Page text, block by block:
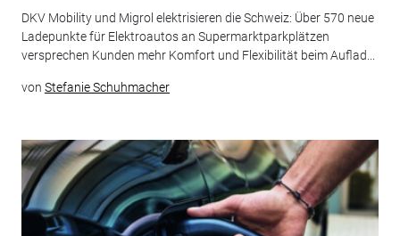
DKV Mobility und Migrol elektrisieren die Schweiz: Über 570 neue
Ladepunkte für Elektroautos an Supermarktparkplätzen
versprechen Kunden mehr Komfort und Flexibilität beim Auflad...
von Stefanie Schuhmacher